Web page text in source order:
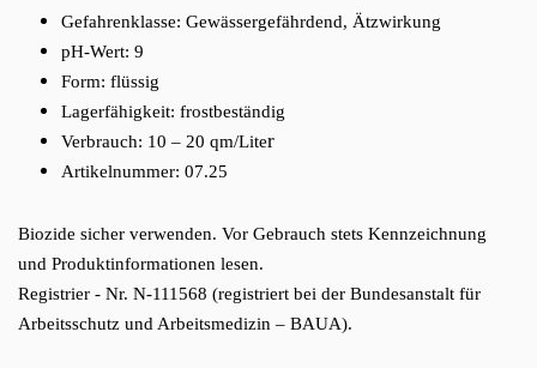
Gefahrenklasse: Gewässergefährdend, Ätzwirkung
pH-Wert: 9
Form: flüssig
Lagerfähigkeit: frostbeständig
Verbrauch: 10 – 20 qm/Liter
Artikelnummer: 07.25
Biozide sicher verwenden. Vor Gebrauch stets Kennzeichnung
und Produktinformationen lesen.
Registrier - Nr. N-111568 (registriert bei der Bundesanstalt für
Arbeitsschutz und Arbeitsmedizin – BAUA).